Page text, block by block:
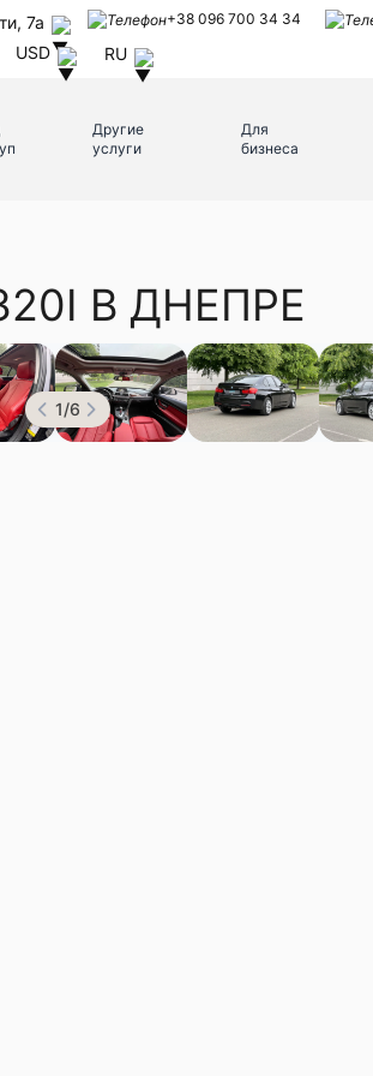
7а +38 096 700 34 34
USD RU
Другие
услуги
Для
бизнеса
В ДНЕПРЕ
1/6